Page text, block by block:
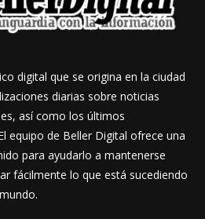
digital que se origina en la ciudad
diarias sobre noticias
así como los últimos
equipo de Beller Digital ofrece una
para ayudarlo a mantenerse
fácilmente lo que está sucediendo